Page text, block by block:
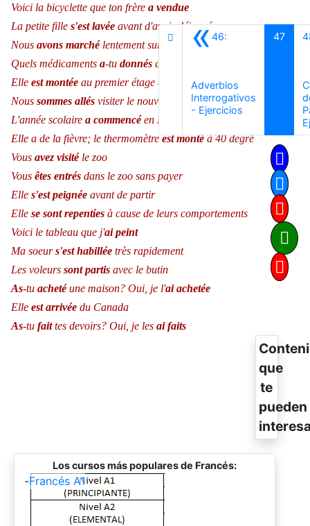
Voici la bicyclette que ton frère a vendue
La petite fille s'est lavée avant d'avoir déjeuné
Nous avons marchélentement sur le trottoir
Quels médicaments a-tu donnés au petit?
Elle est montée au premier étage chez le docteur
Nous sommes allés visiter le nouvel appartement
L'année scolaire a commencéen France
Elle a de la fièvre; le thermomètreest montéà 40 degré
Vous avez visitéle zoo
Vous êtes entrés dans le zoo sans payer
Elle s'est peignée avant de partir
Elle se sont repentíes à cause de leurs comportements
Voici le tableau que j'aipeint
Ma soeurs'est habillée très rapidement
Les voleurs sont partis avec le butin
As-tu achetéune maison? Oui, je l'aiachetée
Elle est arrivée du Canada
As-tu faittes devoirs? Oui, je les ai faits
«46:
Adverbios
Interrogativos
- EjerciciosAnterior
47
que
te
pueden
Los cursos más populares de Francés:
-Francés A1